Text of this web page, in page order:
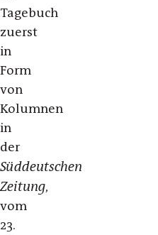
Tagebuch
zuerst
in
Form
von
Kolumnen
in
der
Süddeutschen
Zeitung,
vom
23.